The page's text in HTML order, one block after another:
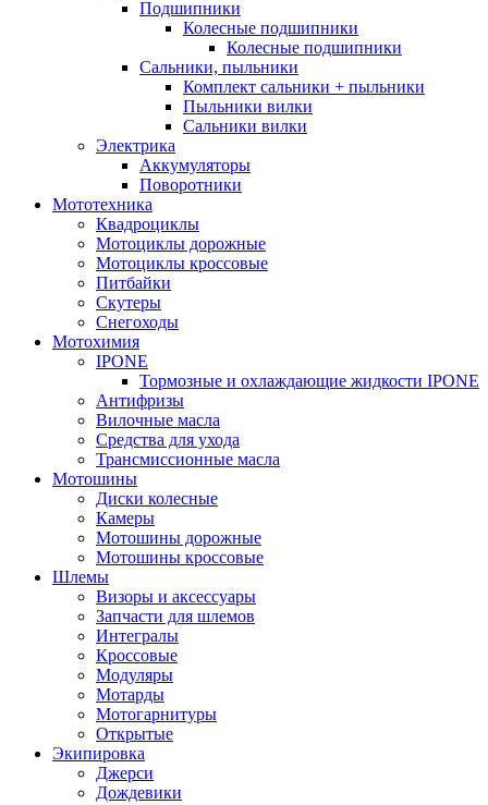
Подшипники
Колесные подшипники
Колесные подшипники
Сальники, пыльники
Комплект сальники + пыльники
Пыльники вилки
Сальники вилки
Электрика
Аккумуляторы
Поворотники
Мототехника
Квадроциклы
Мотоциклы дорожные
Мотоциклы кроссовые
Питбайки
Скутеры
Снегоходы
Мотохимия
IPONE
Тормозные и охлаждающие жидкости IPONE
Антифризы
Вилочные масла
Средства для ухода
Трансмиссионные масла
Мотошины
Диски колесные
Камеры
Мотошины дорожные
Мотошины кроссовые
Шлемы
Визоры и аксессуары
Запчасти для шлемов
Интегралы
Кроссовые
Модуляры
Мотарды
Мотогарнитуры
Открытые
Экипировка
Джерси
Дождевики